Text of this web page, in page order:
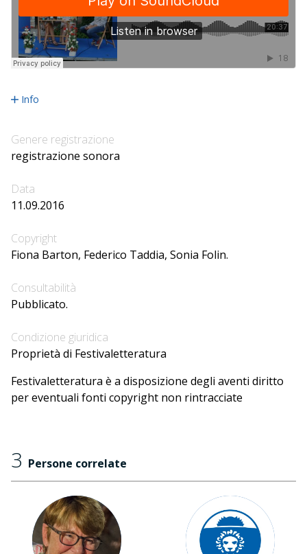
Info
Genere registrazione
registrazione sonora
Data
11.09.2016
Copyright
Fiona Barton, Federico Taddia, Sonia Folin.
Consultabilità
Pubblicato.
Condizione giuridica
Proprietà di Festivaletteratura
Festivaletteratura è a disposizione degli aventi diritto
per eventuali fonti copyright non rintracciate
3 Persone correlate